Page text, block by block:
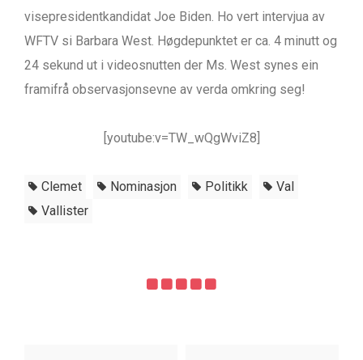
visepresidentkandidat Joe Biden. Ho vert intervjua av
WFTV si Barbara West. Høgdepunktet er ca. 4 minutt og
24 sekund ut i videosnutten der Ms. West synes ein
framifrå observasjonsevne av verda omkring seg!
[youtube:v=TW_wQgWviZ8]
Clemet Nominasjon Politikk
Val
Vallister